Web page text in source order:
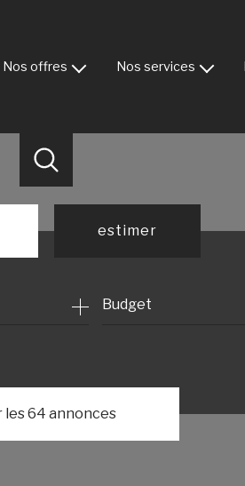
Nos offres
de ville
Nos services
Estimation gratuite
estimer
Budget
les64 annonces